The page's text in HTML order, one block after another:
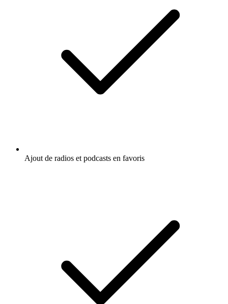
Ajout de radios et podcasts en favoris